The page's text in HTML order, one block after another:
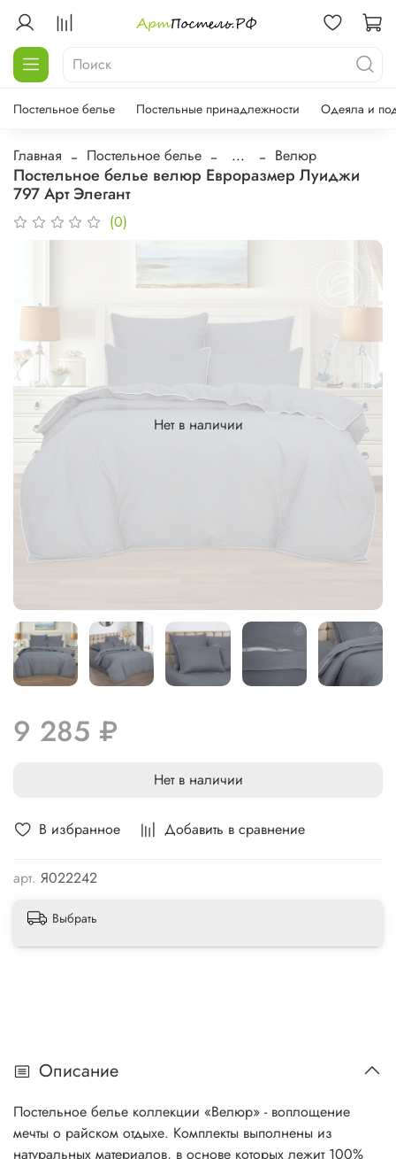
Постельное белье Постельные принадлежности Одеяла и
Главная Постельное белье ... Велюр
Постельное белье велюр Евроразмер Луиджи
797 Арт Элегант
(0)
В избранное Добавить в сравнение
арт. Я022242
Нет в наличии
9 285 ₽
Нет в наличии
Выбрать
Описание
Постельное белье коллекции «Велюр» - воплощение
мечты о райском отдыхе. Комплекты выполнены из
натуральных материалов, в основе которых лежит 100%